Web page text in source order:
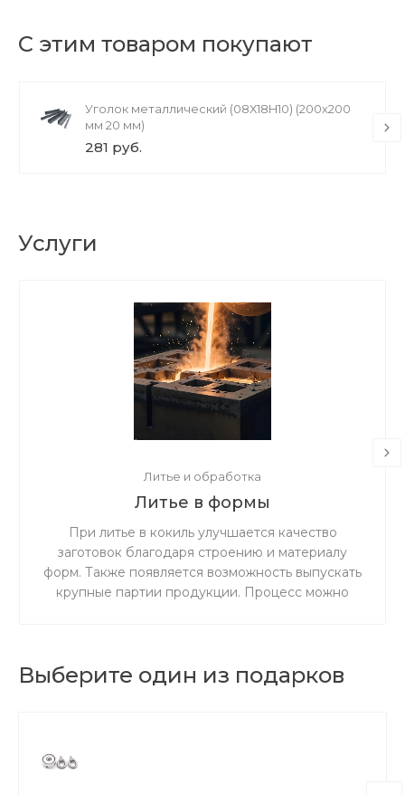
С этим товаром покупают
Уголок металлический (08Х18H10) (200х200
мм 20 мм)
281 руб.
Услуги
Литье и обработка
Литье в формы
При литье в кокиль улучшается качество
заготовок благодаря строению и материалу
форм. Также появляется возможность выпускать
крупные партии продукции. Процесс можно
Выберите один из подарков